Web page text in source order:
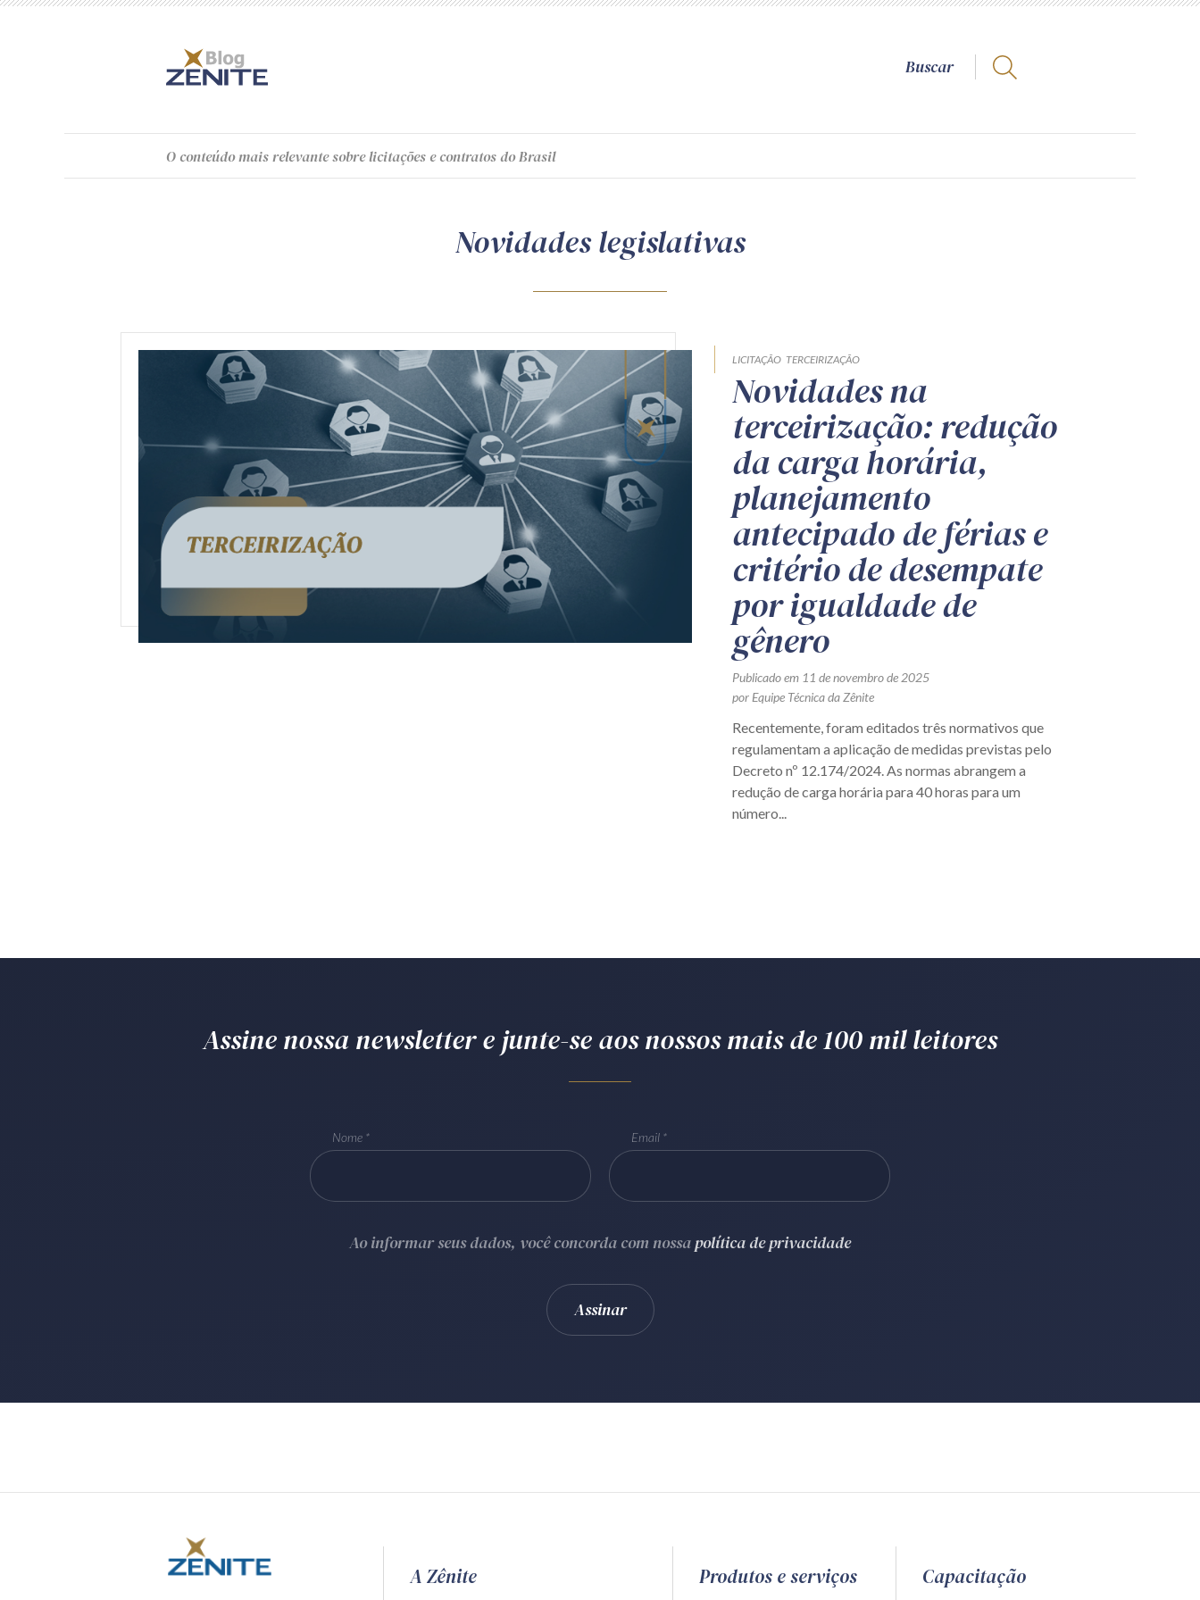
O conteúdomais relevante sobre licitações e contratos do Brasil
Novidades legislativas
LICITAÇÃO TERCEIRIZAÇÃO
Novidades na
terceirização: redução
da carga horária,
planejamento
antecipado de férias e
critério de desempate
por igualdade de
gênero
Publicado em 11 de novembro de 2025
por Equipe Técnica da Zênite
Recentemente, foram editados três normativos que
regulamentam a aplicação de medidas previstas pelo
Decreto nº 12.174/2024. As normas abrangem a
redução de carga horária para 40 horas para um
número...
Assine nossa newsletter e junte-se aos nossos mais de 100 mil leitores
Nome Email
Ao informar seus dados, você concorda com nossapolítica de privacidade
A Zênite Produtos e serviços Capacitação